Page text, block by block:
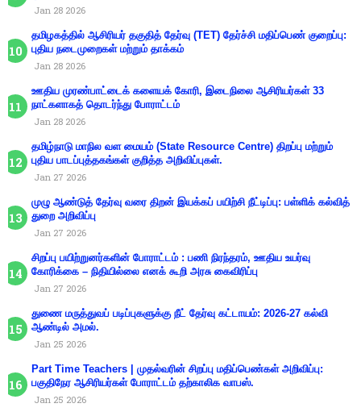
Jan 28 2026
தமிழகத்தில் ஆசிரியர் தகுதித் தேர்வு (TET) தேர்ச்சி மதிப்பெண் குறைப்பு:
புதிய நடைமுறைகள் மற்றும் தாக்கம்
Jan 28 2026
ஊதிய முரண்பாட்டைக் களையக் கோரி, இடைநிலை ஆசிரியர்கள் 33
நாட்களாகத் தொடர்ந்து போராட்டம்
Jan 28 2026
தமிழ்நாடு மாநில வள மையம் (State Resource Centre) திறப்பு மற்றும்
புதிய பாடப்புத்தகங்கள் குறித்த அறிவிப்புகள்.
Jan 27 2026
முழு ஆண்டுத் தேர்வு வரை திறன் இயக்கப் பயிற்சி நீட்டிப்பு: பள்ளிக் கல்வித்
துறை அறிவிப்பு
Jan 27 2026
சிறப்பு பயிற்றுனர்களின் போராட்டம் : பணி நிரந்தரம், ஊதிய உயர்வு
கோரிக்கை – நிதியில்லை எனக் கூறி அரசு கைவிரிப்பு
Jan 27 2026
துணை மருத்துவப் படிப்புகளுக்கு நீட் தேர்வு கட்டாயம்: 2026-27 கல்வி
ஆண்டில் அமல்.
Jan 25 2026
Part Time Teachers | முதல்வரின் சிறப்பு மதிப்பெண்கள் அறிவிப்பு:
பகுதிநேர ஆசிரியர்கள் போராட்டம் தற்காலிக வாபஸ்.
Jan 25 2026